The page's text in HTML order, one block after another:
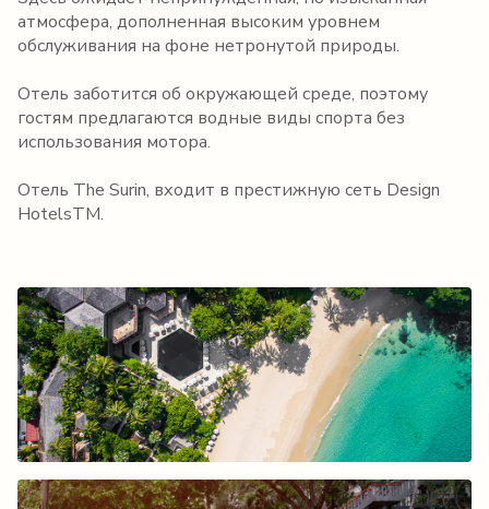
атмосфера, дополненная высоким уровнем
обслуживания на фоне нетронутой природы.
Отель заботится об окружающей среде, поэтому
гостям предлагаются водные виды спорта без
использования мотора.
Отель The Surin, входит в престижную сеть Design
HotelsTM.